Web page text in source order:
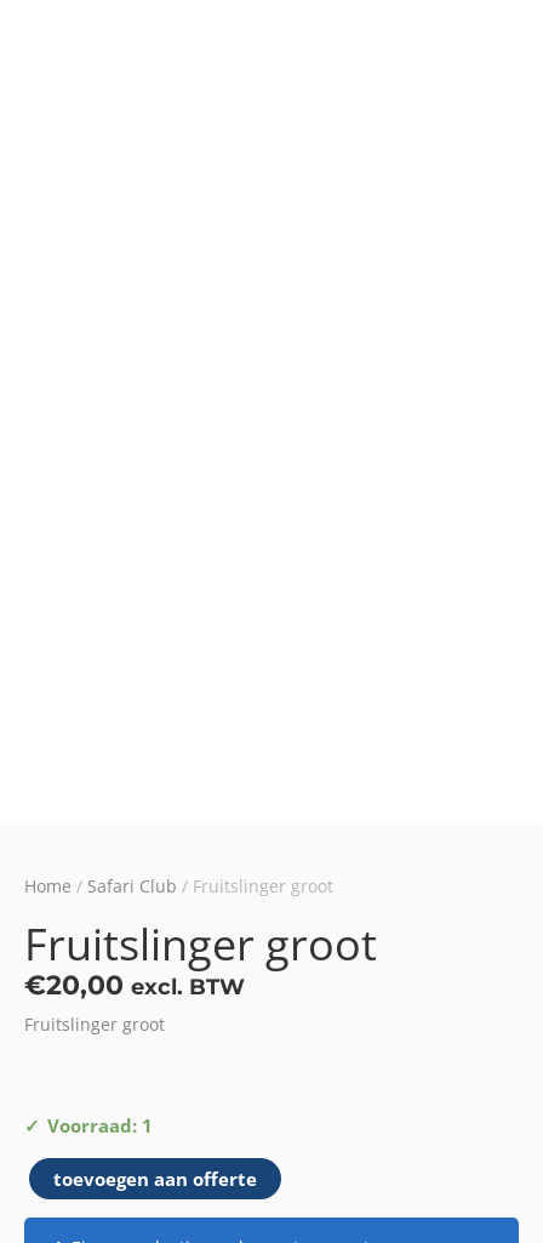
Home / Safari Club / Fruitslinger groot
Fruitslinger groot
€20,00 excl. BTW
Fruitslinger groot
Voorraad: 1
Fruitslinger
groot
aantaltoevoegen aan offerte